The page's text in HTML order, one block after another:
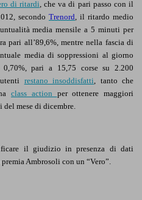
di ritardi, che va di pari passo con il
secondo Trenord, il ritardo medio
media mensile a 5 minuti per
pari all’89,6%, mentre nella fascia di
media di soppressioni al giorno
pari a 15,75 corse su 2.200
restano insoddisfatti, tanto che
class action per ottenere maggiori
mese di dicembre.
il giudizio in presenza di dati
Ambrosoli con un “Vero”.